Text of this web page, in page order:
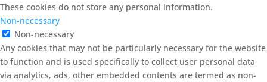
These cookies do not store any personal information.
Non-necessary
Non-necessary
Any cookies that may not be particularly necessary for the website
to function and is used specifically to collect user personal data
via analytics, ads, other embedded contents are termed as non-